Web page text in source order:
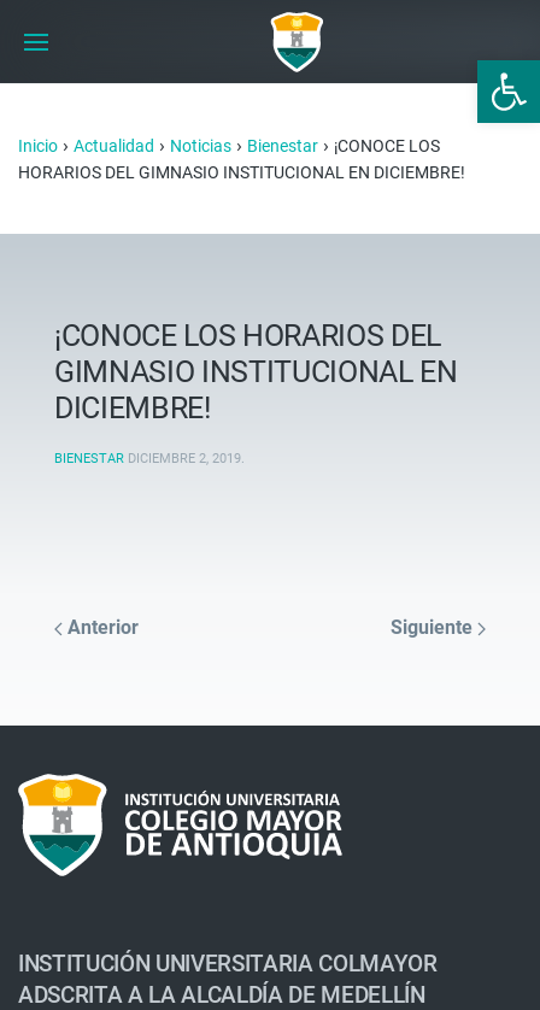
Abrir
Inicio › Actualidad › Noticias › Bienestar › ¡CONOCE LOS
HORARIOS DEL GIMNASIO INSTITUCIONAL EN DICIEMBRE!
¡CONOCE LOS HORARIOS DEL
GIMNASIO INSTITUCIONAL EN
DICIEMBRE!
BIENESTAR DICIEMBRE 2, 2019.
Anterior Siguiente
INSTITUCIÓN UNIVERSITARIA COLMAYOR
ADSCRITA A LA ALCALDÍA DE MEDELLÍN